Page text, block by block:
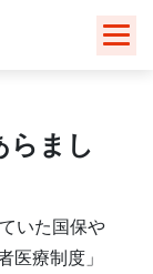
らまし
いた国保や
医療制度」